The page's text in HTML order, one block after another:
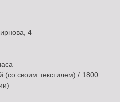
4
(со своим текстилем) / 1800